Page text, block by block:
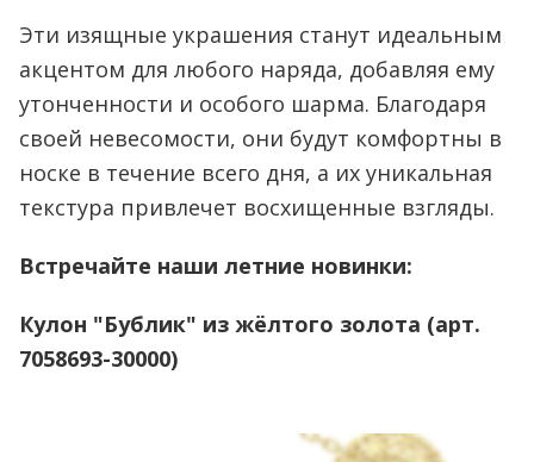
Эти изящные украшения станут идеальным
акцентом для любого наряда, добавляя ему
утонченности и особого шарма. Благодаря
своей невесомости, они будут комфортны в
носке в течение всего дня, а их уникальная
текстура привлечет восхищенные взгляды.
Встречайте наши летние новинки:
Кулон "Бублик" из жёлтого золота (арт.
7058693-30000)